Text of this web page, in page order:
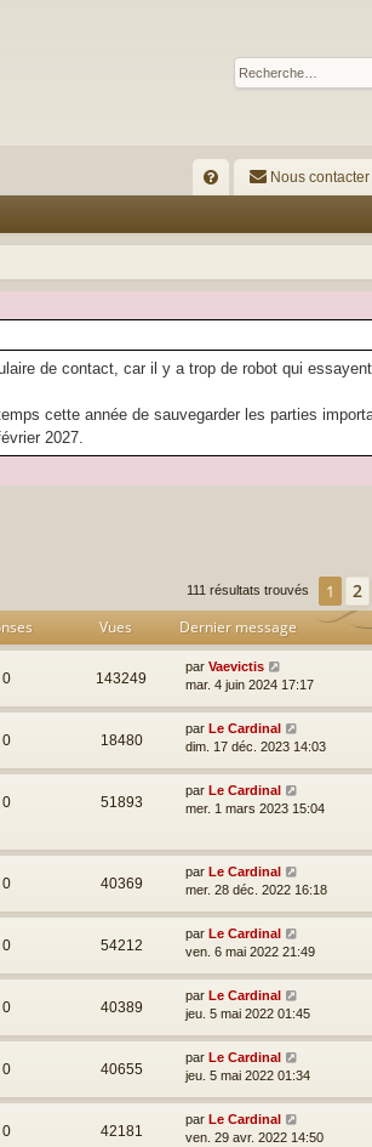
Q
Nous contacter
de contact, car il y a trop de robot qui
cette année de sauvegarder les parties
2027.
111 résultats trouvés 1 2
Vues Dernier message
0 143249
par Vaevictis
mar. 4 juin 2024 17:17
0 18480
par Le Cardinal
dim. 17 déc. 2023 14:03
0 51893
par Le Cardinal
mer. 1 mars 2023 15:04
0 40369
par Le Cardinal
mer. 28 déc. 2022 16:18
0 54212
par Le Cardinal
ven. 6 mai 2022 21:49
0 40389
par Le Cardinal
jeu. 5 mai 2022 01:45
0 40655
par Le Cardinal
jeu. 5 mai 2022 01:34
0 42181
par Le Cardinal
ven. 29 avr. 2022 14:50